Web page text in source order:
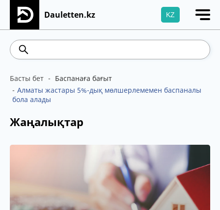
Dauletten.kz KZ
Сіздің өтінішіңіз сәтті жіберілді, Рақмет!
Басты бет
Баспанаға бағыт
Алматы жастары 5%-дық мөлшерлемемен баспаналы
бола алады
Жаңалықтар